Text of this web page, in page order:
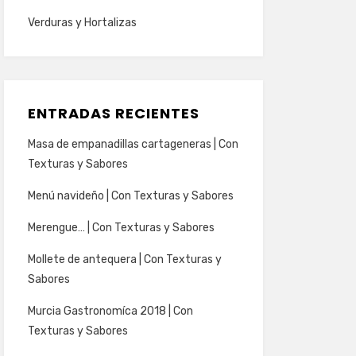
Verduras y Hortalizas
ENTRADAS RECIENTES
Masa de empanadillas cartageneras | Con
Texturas y Sabores
Menú navideño | Con Texturas y Sabores
Merengue… | Con Texturas y Sabores
Mollete de antequera | Con Texturas y
Sabores
Murcia Gastronomíca 2018 | Con
Texturas y Sabores